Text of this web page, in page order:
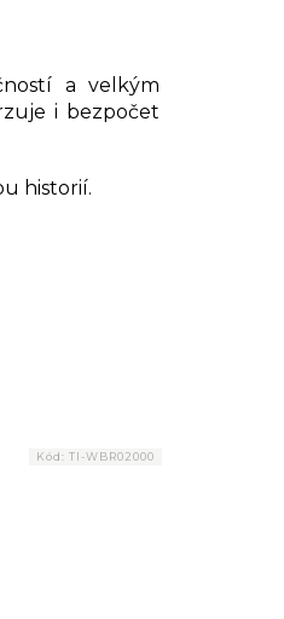
a velkým
i bezpočet
historií.
Kód: TI-WBR02000